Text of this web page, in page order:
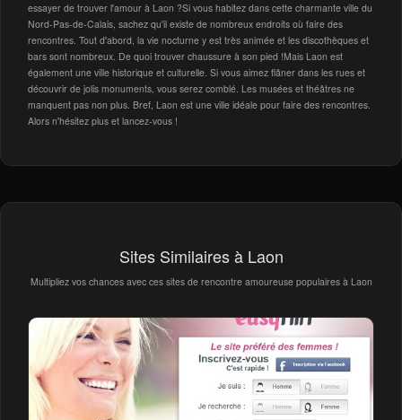
essayer de trouver l'amour à Laon ?Si vous habitez dans cette charmante ville du
Nord-Pas-de-Calais, sachez qu'il existe de nombreux endroits où faire des
rencontres. Tout d'abord, la vie nocturne y est très animée et les discothèques et
bars sont nombreux. De quoi trouver chaussure à son pied !Mais Laon est
également une ville historique et culturelle. Si vous aimez flâner dans les rues et
découvrir de jolis monuments, vous serez comblé. Les musées et théâtres ne
manquent pas non plus. Bref, Laon est une ville idéale pour faire des rencontres.
Alors n'hésitez plus et lancez-vous !
Sites Similaires à Laon
Multipliez vos chances avec ces sites de rencontre amoureuse populaires à Laon